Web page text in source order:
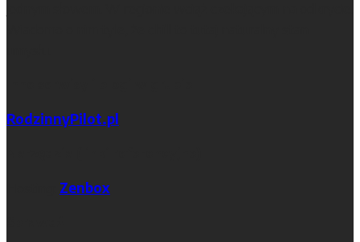
RodzinnyPilot.pl
Zenbox